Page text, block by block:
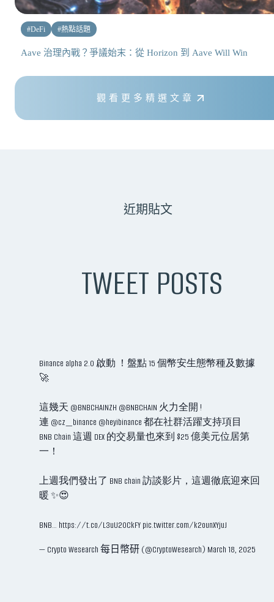
#DeFi #熱點話題
Aave 治理內戰？爭議始末：從 Horizon 到 Aave Will Win
觀看更多精選文章
TWEET POSTS
近期貼文
Binance alpha 2.0 啟動 ！盤點 15 個幣安生態幣種及數據
🚀
這幾天 @BNBCHAINZH @BNBCHAIN 火力全開 !
連 @cz_binance @heyibinance 都在社群活躍支持項目
BNB Chain 這週 DEX 的交易量也來到 $25 億美元位居第
一！
上週我們發出了 BNB chain 訪談影片，這週徹底迎來回
暖 ✨😍
BNB… https://t.co/L3uU20CkFY pic.twitter.com/k2ounXYjuJ
— Crypto Wesearch 每日幣研 (@CryptoWesearch) March 18, 2025